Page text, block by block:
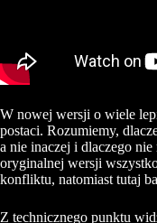
W nowej wersji o wiele
postaci. Rozumiemy,
a nie inaczej i dlaczego
oryginalnej wersji
konfliktu, natomiast tutaj
Z technicznego punktu